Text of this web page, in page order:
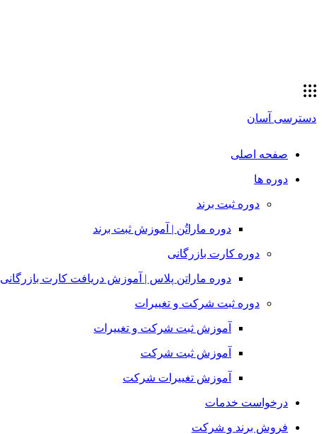
دسترسی آسان
صفحه اصلی
دوره ها
دوره ثبت برند
دوره ماراتُن | آموزش ثبت برند
دوره کارت بازرگانی
دوره ماراتن پلاس | آموزش دریافت کارت بازرگانی
دوره ثبت شرکت و تغییرات
آموزش ثبت شرکت و تغییرات
آموزش ثبت شرکت
آموزش تغییرات شرکت
درخواست خدمات
فروش برند و شرکت